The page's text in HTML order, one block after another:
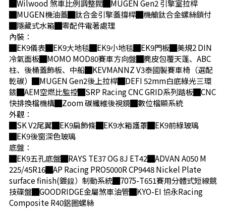
█Wilwood 煞車比例調整閥█MUGEN Gen2 引擎室拉桿
█MUGEN機油蓋█鈦合金引擎蓋撐桿█機艙鈦合金螺絲鎖付
█隱藏式水箱█零配件電著處理
內裝：
█EK9儀表█EK9大地毯█EK9小地毯█EK9門板█美規2 DIN
冷氣面板█MOMO MOD80賽車方向盤█麂皮包覆天蓬、ABC
柱、後桶蓋飾板、中船█KEVMANNZ V3泰國製賽車椅（選配
乾碳）█MUGEN Gen2後上拉桿█DEFI 52mm白底綠光三環
錶█AEM空燃比監控█SRP Racing CNC GRID系列踏板█CNC
快排換檔機構█Zoom 碳纖維後視鏡█數位檔顯系統
外觀：
█SK V2尾翼█EK9扁飾條█EK9水箱護罩█EK9前綠玻璃
█EK9後窗深色玻璃
底盤：
█EK9五孔底盤█RAYS TE37 OG 8J ET42█ADVAN A050 M
225/45R16█AP Racing PRO5000R CP9448 Nickel Plate
surface finish(鍍鎳）制動系統█7075-T651賽用分體式短線競
技碟盤█GOODRIDGE金屬煞車油管█KYO-EI 協永Racing
Composite R40鋁圈螺絲